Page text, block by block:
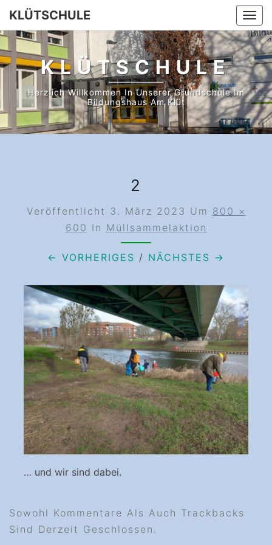
Skip
content
KLÜTSCHULE
KLÜTSCHULE
Herzlich Willkommen In Unserer Grundschule Im
Bildungshaus Am Klüt
2
Veröffentlicht 3. März 2023 Um 800 ×
600 In Müllsammelaktion
← VORHERIGES / NÄCHSTES →
… und wir sind dabei.
Sowohl Kommentare Als Auch Trackbacks
Sind Derzeit Geschlossen.